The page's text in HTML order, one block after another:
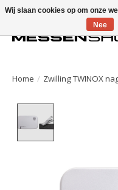
Home / Zwilling TWINOX
Wij slaan cookies op om onze
Nee